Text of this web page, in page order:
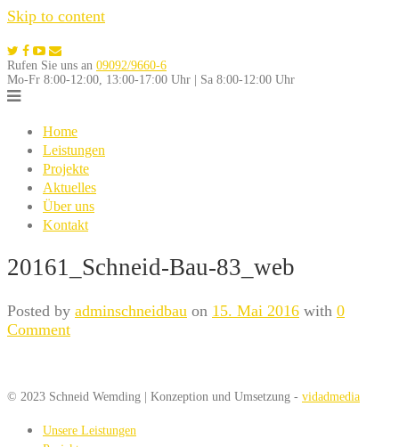
Skip to content
Rufen Sie uns an 09092/9660-6
Mo-Fr 8:00-12:00, 13:00-17:00 Uhr | Sa 8:00-12:00 Uhr
Home
Leistungen
Projekte
Aktuelles
Über uns
Kontakt
20161_Schneid-Bau-83_web
Posted by adminschneidbau on 15. Mai 2016 with 0
Comment
© 2023 Schneid Wemding | Konzeption und Umsetzung - vidadmedia
Unsere Leistungen